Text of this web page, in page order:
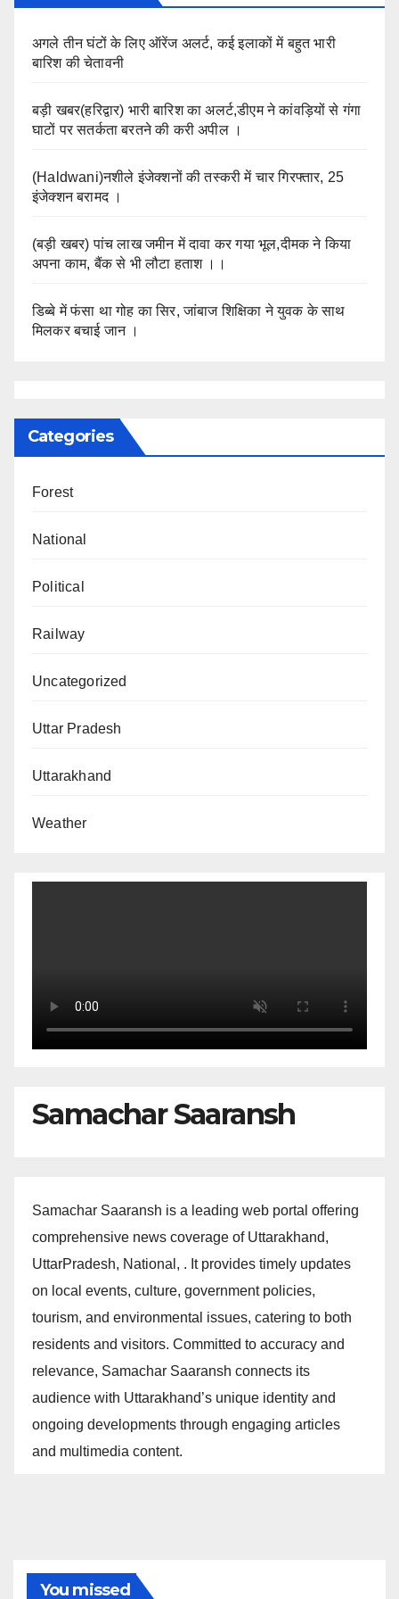
अगले तीन घंटों के लिए ऑरेंज अलर्ट, कई इलाकों में बहुत भारी
बारिश की चेतावनी
बड़ी खबर(हरिद्वार) भारी बारिश का अलर्ट,डीएम ने कांवड़ियों से गंगा
घाटों पर सतर्कता बरतने की करी अपील ।
(Haldwani)नशीले इंजेक्शनों की तस्करी में चार गिरफ्तार, 25
इंजेक्शन बरामद ।
(बड़ी खबर) पांच लाख जमीन में दावा कर गया भूल,दीमक ने किया
अपना काम, बैंक से भी लौटा हताश ।।
डिब्बे में फंसा था गोह का सिर, जांबाज शिक्षिका ने युवक के साथ
मिलकर बचाई जान ।
Categories
Forest
National
Political
Railway
Uncategorized
Uttar Pradesh
Uttarakhand
Weather
Samachar Saaransh
Samachar Saaransh is a leading web portal offering
comprehensive news coverage of Uttarakhand,
UttarPradesh, National, . It provides timely updates
on local events, culture, government policies,
tourism, and environmental issues, catering to both
residents and visitors. Committed to accuracy and
relevance, Samachar Saaransh connects its
audience with Uttarakhand’s unique identity and
ongoing developments through engaging articles
and multimedia content.
You missed